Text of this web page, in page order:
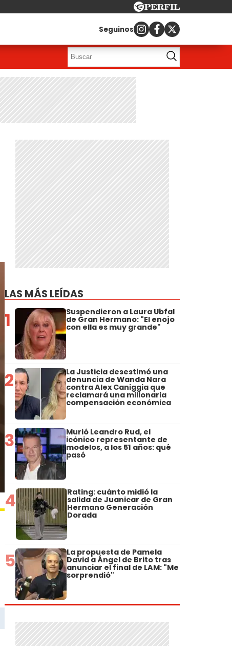
Seguinos
LAS MÁS LEÍDAS
1 Suspendieron a Laura Ubfal
de Gran Hermano: "El enojo
con ella es muy grande"
2 La Justicia desestimó una
denuncia de Wanda Nara
contra Alex Caniggia que
reclamará una millonaria
compensación económica
3 Murió Leandro Rud, el
icónico representante de
modelos, a los 51 años: qué
pasó
4 Rating: cuánto midió la
salida de Juanicar de Gran
Hermano Generación
Dorada
5 La propuesta de Pamela
David a Ángel de Brito tras
anunciar el final de LAM: "Me
sorprendió"